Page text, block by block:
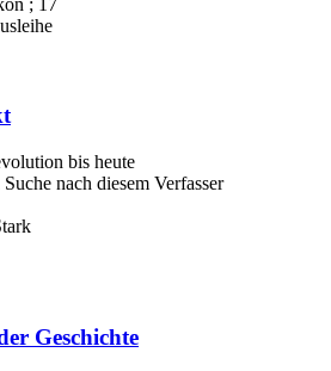
; 17
bis heute
Suche nach diesem Verfasser
Geschichte